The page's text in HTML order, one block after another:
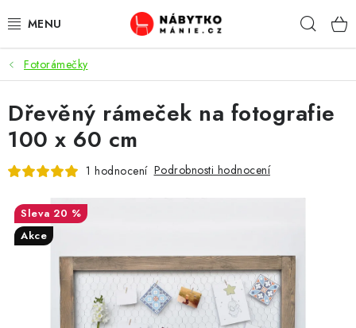
na
OBÝVACÍ POKOJ
KUCHYŇ A JÍDELNA
LOŽNICE
KANCELÁŘ / PRACOVNA
KOUPELNA A WC
PŘEDSÍŇ
Fotorámečky
Dřevěný rámeček na fotografie
100 x 60 cm
1 hodnocení Podrobnosti hodnocení
20 %
Akce